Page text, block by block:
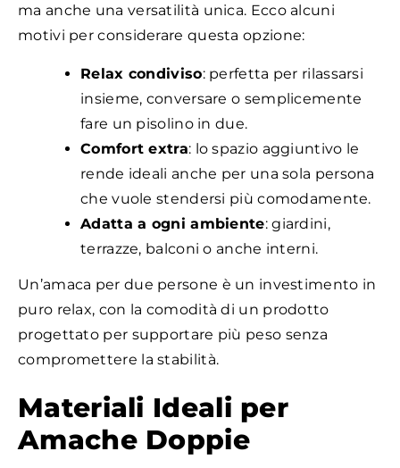
ma anche una versatilità unica. Ecco alcuni
motivi per considerare questa opzione:
Relax condiviso: perfetta per rilassarsi
insieme, conversare o semplicemente
fare un pisolino in due.
Comfort extra: lo spazio aggiuntivo le
rende ideali anche per una sola persona
che vuole stendersi più comodamente.
Adatta a ogni ambiente: giardini,
terrazze, balconi o anche interni.
Un’amaca per due persone è un investimento in
puro relax, con la comodità di un prodotto
progettato per supportare più peso senza
compromettere la stabilità.
Materiali Ideali per
Amache Doppie